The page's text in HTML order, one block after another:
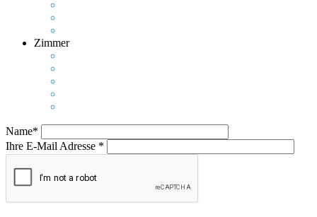
Zimmer
Name*
Ihre E-Mail Adresse *